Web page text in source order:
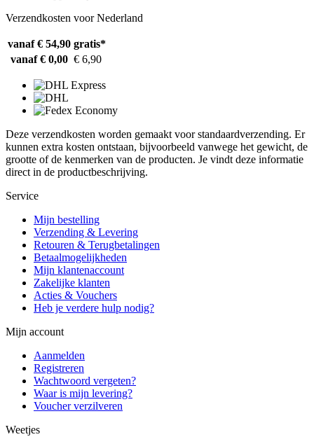
Verzendkosten voor Nederland
vanaf € 54,90 gratis*
vanaf € 0,00 € 6,90
Deze verzendkosten worden gemaakt voor standaardverzending. Er
kunnen extra kosten ontstaan, bijvoorbeeld vanwege het gewicht, de
grootte of de kenmerken van de producten. Je vindt deze informatie
direct in de productbeschrijving.
Service
Mijn bestelling
Verzending & Levering
Retouren & Terugbetalingen
Betaalmogelijkheden
Mijn klantenaccount
Zakelijke klanten
Acties & Vouchers
Heb je verdere hulp nodig?
Mijn account
Aanmelden
Registreren
Wachtwoord vergeten?
Waar is mijn levering?
Voucher verzilveren
Weetjes